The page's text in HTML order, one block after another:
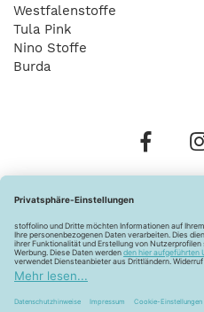
Westfalenstoffe
Tula Pink
Nino Stoffe
Burda
Widerrufsbelehrung
Barrierefreiheitserklärung